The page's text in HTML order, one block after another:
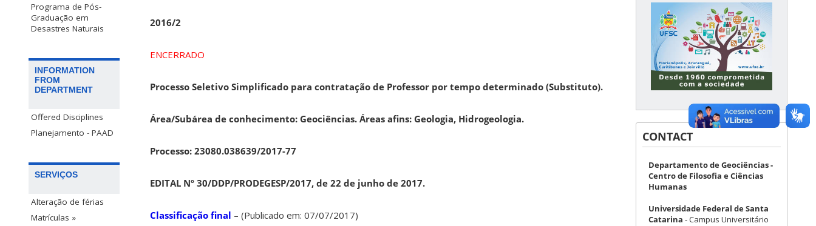
Programa de Pós-
Graduação em
Desastres Naturais
INFORMATION
FROM
DEPARTMENT
Offered Disciplines
Planejamento - PAAD
SERVIÇOS
Alteração de férias
Matrículas »
2016/2
ENCERRADO
Processo Seletivo Simplificado para contratação de Professor por tempo determinado (Substituto).
Área/Subárea de conhecimento: Geociências. Áreas afins: Geologia, Hidrogeologia.
Processo: 23080.038639/2017-77
EDITAL Nº 30/DDP/PRODEGESP/2017, de 22 de junho de 2017.
Classificação final – (Publicado em: 07/07/2017)
CONTACT
Departamento de Geociências -
Centro de Filosofia e Ciências
Humanas
Universidade Federal de Santa
Catarina - Campus Universitário